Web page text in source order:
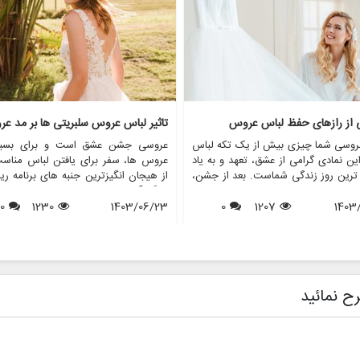
از رازهای حفظ لباس عروس
شما چیزی بیش از یک تکه لباس
نمادی گرامی از عشق، تعهد و به یاد
ترین روز زندگی شماست. بعد از جشن،
که با لباس عروسم چه کنم؟ در حالی
به زیبایی روزی که آن را پوشیده اید،
ماند. همچنین نشان خواهیم داد که
1207
0
تاثیر لباس عروس سلبریتی ها بر مد
عروسی جشن عشق است و برای
عروس ها، سفر برای یافتن لباس
از هیجان انگیزترین جنبه های برنامه
بزرگ آنهاست. در طول سال ها،
افراد مشهور نقش مهمی در شکل دهی به
های عروسی افراد مشهور بر مد
1403/06/23
1230
0
نمائید